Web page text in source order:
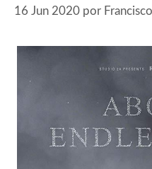
16 Jun 2020 por